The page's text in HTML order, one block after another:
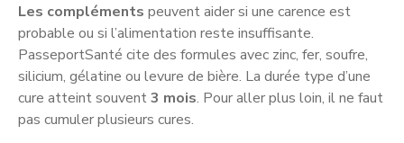
Les compléments peuvent aider si une carence est
probable ou si l’alimentation reste insuffisante.
PasseportSanté cite des formules avec zinc, fer, soufre,
silicium, gélatine ou levure de bière. La durée type d’une
cure atteint souvent3 mois. Pour aller plus loin, il ne faut
pas cumuler plusieurs cures.